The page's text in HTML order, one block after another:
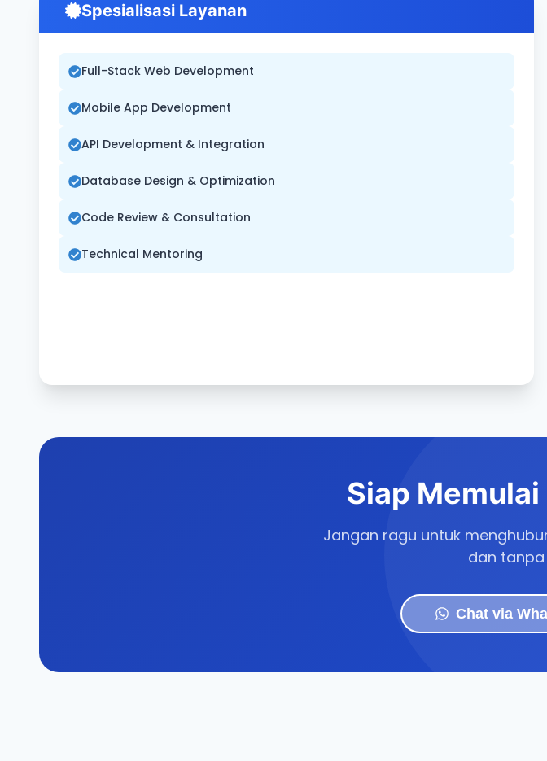
Spesialisasi Layanan
Full-Stack Web Development
Mobile App Development
API Development & Integration
Database Design & Optimization
Code Review & Consultation
Technical Mentoring
Siap
Jangan ragu untuk
dan
Chat via